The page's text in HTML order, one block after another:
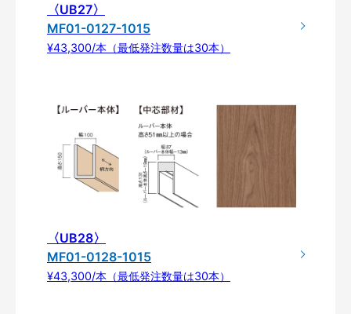
〈UB27〉
MF01-0127-1015
¥43,300/本（最低発注数量は30本）
〈UB28〉
MF01-0128-1015
¥43,300/本（最低発注数量は30本）